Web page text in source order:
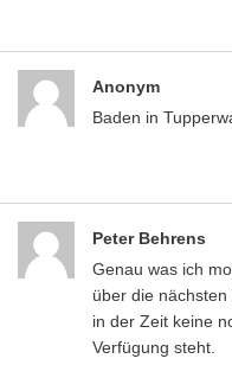
Anonym
Baden in
Peter Behrens
Genau was ich
über die
in der Zeit keine
Verfügung steht.